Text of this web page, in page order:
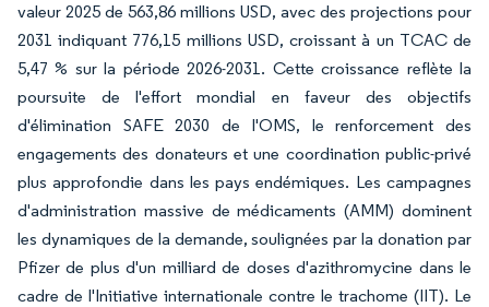
valeur 2025 de 563,86 millions USD, avec des projections pour
2031 indiquant 776,15 millions USD, croissant à un TCAC de
5,47 % sur la période 2026-2031. Cette croissance reflète la
poursuite de l'effort mondial en faveur des objectifs
d'élimination SAFE 2030 de l'OMS, le renforcement des
engagements des donateurs et une coordination public-privé
plus approfondie dans les pays endémiques. Les campagnes
d'administration massive de médicaments (AMM) dominent
les dynamiques de la demande, soulignées par la donation par
Pfizer de plus d'un milliard de doses d'azithromycine dans le
cadre de l'Initiative internationale contre le trachome (IIT). Le